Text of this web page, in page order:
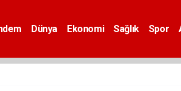
Dünya Ekonomi Sağlık Spor